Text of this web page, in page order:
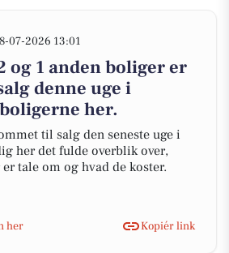
07-2026 13:01
og 1 anden boliger er
denne uge i
her.
til salg den seneste uge i
her det fulde overblik over,
tale om og hvad de koster.
her
Kopiér link